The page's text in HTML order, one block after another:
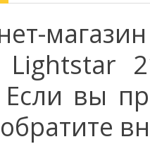
Lightstar
Если вы